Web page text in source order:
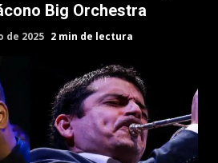
Big Orchestra
de 2025 2 min de lectura